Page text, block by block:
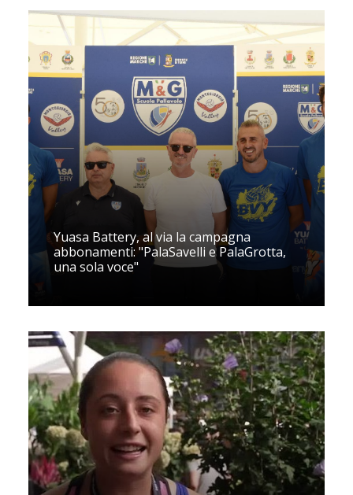
Yuasa Battery, al via la campagna
abbonamenti: "PalaSavelli e PalaGrotta,
una sola voce"